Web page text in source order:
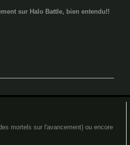
sur Halo Battle, bien entendu!!
mortels sur l'avancement) ou encore